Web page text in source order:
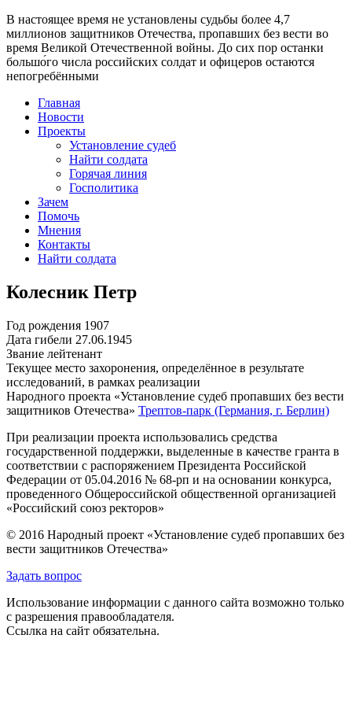
В настоящее время не установлены судьбы более 4,7
миллионов защитников Отечества, пропавших без вести во
время Великой Отечественной войны. До сих пор останки
большо́го числа российских солдат и офицеров остаются
непогребёнными
Главная
Новости
Проекты
Установление судеб
Найти солдата
Горячая линия
Госполитика
Зачем
Помочь
Мнения
Контакты
Найти солдата
Колесник Петр
Год рождения 1907
Дата гибели 27.06.1945
Звание лейтенант
Текущее место захоронения, определённое в результате
исследований, в рамках реализации
Народного проекта «Установление судеб пропавших без вести
защитников Отечества» Трептов-парк (Германия, г. Берлин)
При реализации проекта использовались средства
государственной поддержки, выделенные в качестве гранта в
соответствии с распоряжением Президента Российской
Федерации от 05.04.2016 № 68-рп и на основании конкурса,
проведенного Общероссийской общественной организацией
«Российский союз ректоров»
© 2016 Народный проект «Установление судеб пропавших без
вести защитников Отечества»
Задать вопрос
Использование информации с данного сайта возможно только
с разрешения правообладателя.
Ссылка на сайт обязательна.